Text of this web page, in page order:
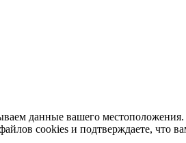
данные вашего местоположения.
cookies и подтверждаете, что